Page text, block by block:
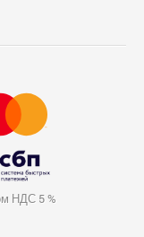
НДС 5 %